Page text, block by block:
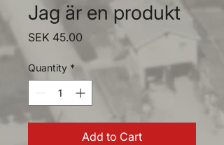
Jag är en produkt
SEK 45.00
Quantity *
Add to Cart